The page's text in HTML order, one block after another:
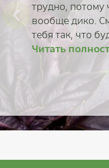
трудно, потому
вообще дико.
тебя так, что
Читать